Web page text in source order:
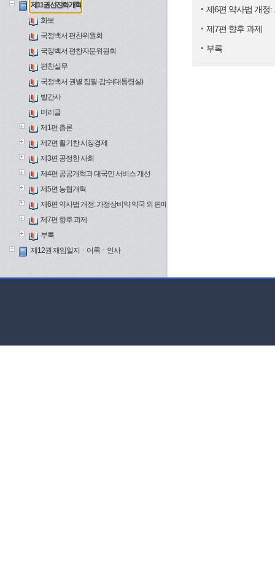
제11권 선진화 개혁
화보
국정백서 편찬위원회
국정백서 편찬자문위원회
편찬실무
국정백서 권별 집필·감수(대통령실)
발간사
머리글
제1편 총론
제2편 활기찬 시장경제
제3편 공정한 사회
제4편 공공개혁과 대국민 서비스 개선
제5편 농협개혁
제6편 약사법 개정: 가정상비약 약국 외 판매와 보건의료 개혁
제7편 향후 과제
부록
제12권 재임일지ㆍ어록ㆍ인사
제6편 약사법 개정
제7편 향후 과제
부록